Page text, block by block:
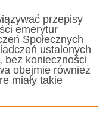
przepisy
emerytur
Społecznych
ustalonych
bez konieczności
obejmie również
miały takie